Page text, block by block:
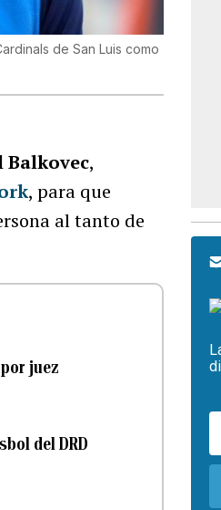
de San Luis como
Balkovec,
, para que
al tanto de
juez
del DRD